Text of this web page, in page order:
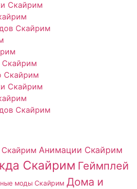
Скайрим
Скайрим
Скайрим
Скайрим
Скайрим
Скайрим
Скайрим Анимации Скайрим
Скайрим Геймплей
моды Скайрим Дома и